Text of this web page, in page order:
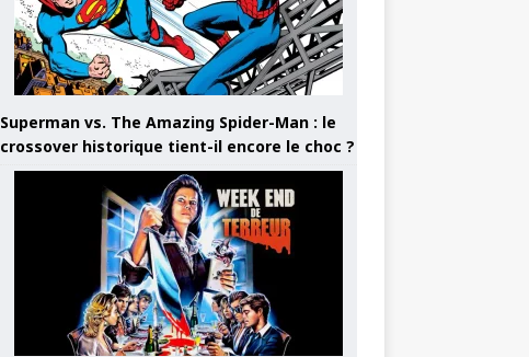
Superman vs. The Amazing Spider-Man : le
crossover historique tient-il encore le choc ?